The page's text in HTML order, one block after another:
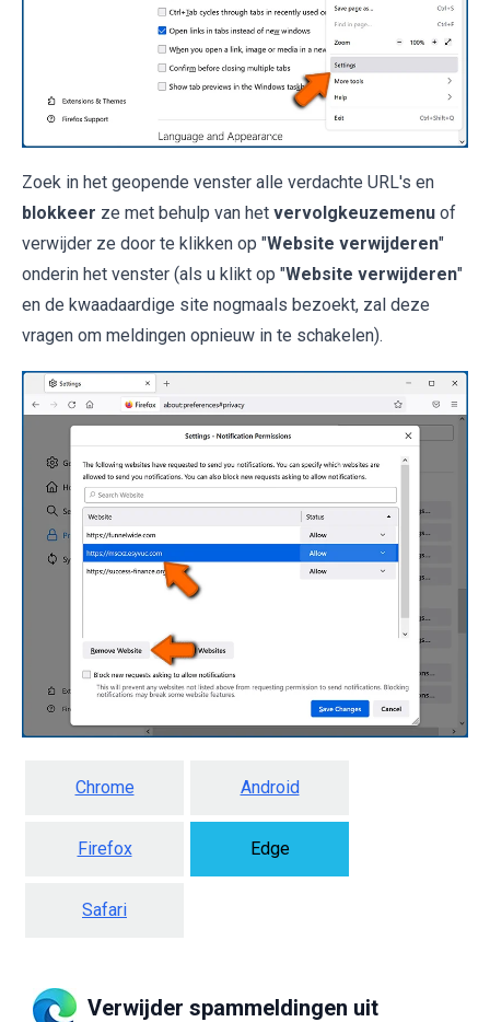
Zoek in het geopende venster alle verdachte URL's en
blokkeer ze met behulp van het vervolgkeuzemenu of
verwijder ze door te klikken op "Website verwijderen"
onderin het venster (als u klikt op "Website verwijderen"
en de kwaadaardige site nogmaals bezoekt, zal deze
vragen om meldingen opnieuw in te schakelen).
Chrome Android
Firefox Edge
Safari
Verwijder spammeldingen uit